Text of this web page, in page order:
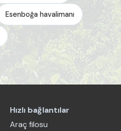
Esenboğa havalimanı
Hızlı bağlantılar
Araç filosu